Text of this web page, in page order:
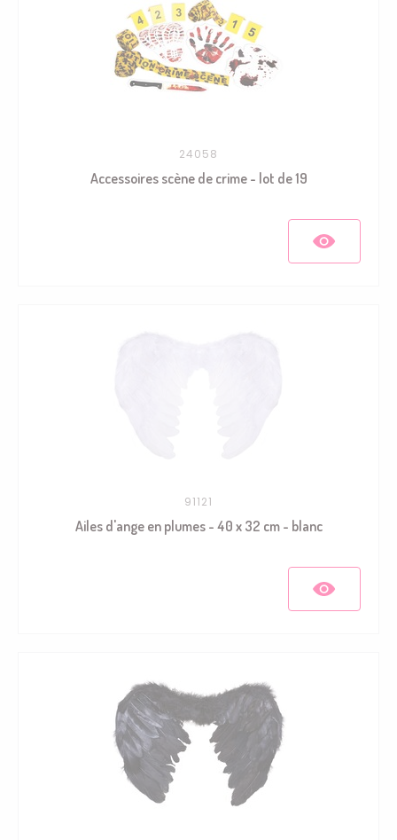
24058
Accessoires scène de crime - lot de 19
91121
Ailes d'ange en plumes - 40 x 32 cm - blanc